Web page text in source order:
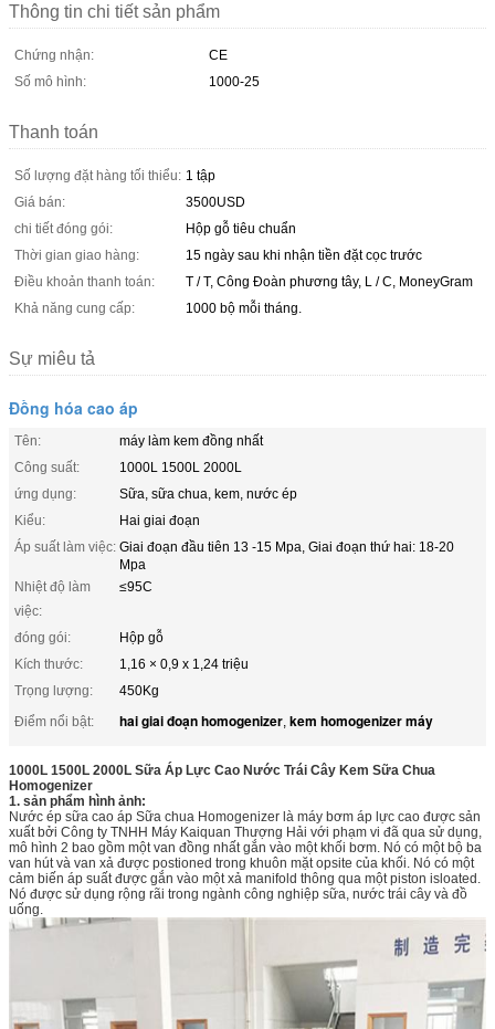
Thông tin chi tiết sản phẩm
Chứng nhận:
CE
Số mô hình:
1000-25
Thanh toán
Số lượng đặt hàng tối thiểu: 1 tập
Giá bán:
3500USD
chi tiết đóng gói:
Hộp gỗ tiêu chuẩn
Thời gian giao hàng:
15 ngày sau khi nhận tiền đặt cọc trước
Điều khoản thanh toán:
T / T, Công Đoàn phương tây, L / C, MoneyGram
Khả năng cung cấp:
1000 bộ mỗi tháng.
Sự miêu tả
Đồng hóa cao áp
Tên:
máy làm kem đồng nhất
Công suất:
1000L 1500L 2000L
ứng dụng:
Sữa, sữa chua, kem, nước ép
Kiểu:
Hai giai đoạn
Áp suất làm việc: Giai đoạn đầu tiên 13 -15 Mpa, Giai đoạn thứ hai: 18-20
Mpa
Nhiệt độ làm
việc:
≤95C
đóng gói:
Hộp gỗ
Kích thước:
1,16 × 0,9 x 1,24 triệu
Trọng lượng:
450Kg
Điểm nổi bật:
hai giai đoạn homogenizer, kem homogenizer máy
1000L 1500L 2000L Sữa Áp Lực Cao Nước Trái Cây Kem Sữa Chua
Homogenizer
1. sản phẩm hình ảnh:
Nước ép sữa cao áp Sữa chua Homogenizer là máy bơm áp lực cao được sản
xuất bởi Công ty TNHH Máy Kaiquan Thượng Hải với phạm vi đã qua sử dụng,
mô hình 2 bao gồm một van đồng nhất gắn vào một khối bơm. Nó có một bộ ba
van hút và van xả được postioned trong khuôn mặt opsite của khối. Nó có một
cảm biến áp suất được gắn vào một xả manifold thông qua một piston isloated.
Nó được sử dụng rộng rãi trong ngành công nghiệp sữa, nước trái cây và đồ
uống.